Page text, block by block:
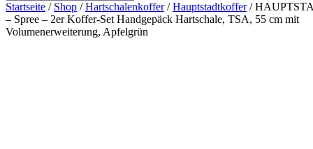
Startseite / Shop /Hartschalenkoffer/Hauptstadtkoffer/
– Spree – 2er Koffer-Set Handgepäck Hartschale, TSA, 55 cm mit
Volumenerweiterung, Apfelgrün